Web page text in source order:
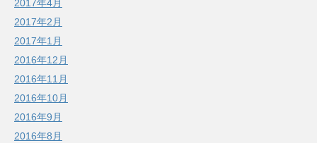
2017年4月
2017年2月
2017年1月
2016年12月
2016年11月
2016年10月
2016年9月
2016年8月